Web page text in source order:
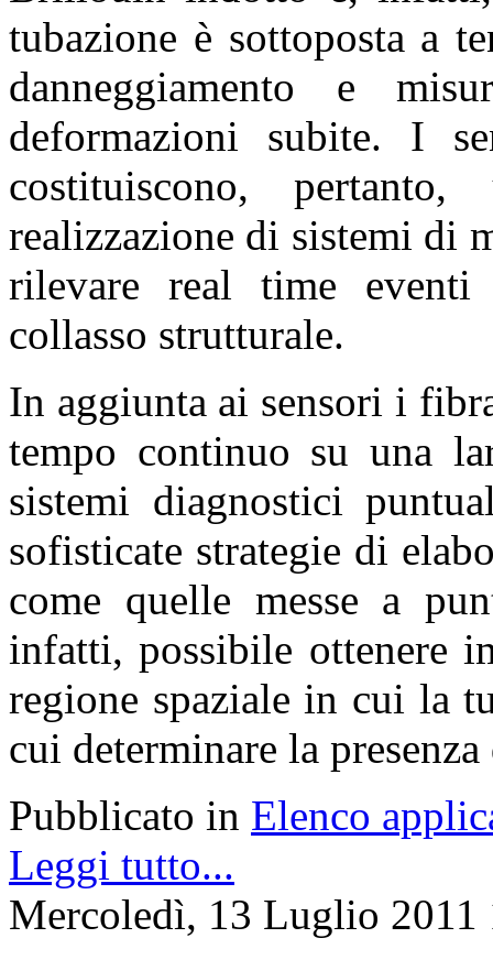
tubazione è sottoposta a
danneggiamento e
deformazioni subite. I
costituiscono,
realizzazione di sistemi di
rilevare real time
collasso strutturale.
In aggiunta ai sensori i
tempo continuo su una
sistemi diagnostici
sofisticate strategie di
come quelle messe a
infatti, possibile ottenere
regione spaziale in cui la
cui determinare la
Pubblicato in Elenco
Leggi tutto...
Mercoledì, 13 Luglio 2011